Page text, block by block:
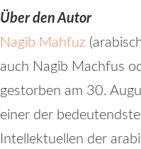
Über den Autor
Nagib Mahfuz
auch Nagib Machfus
gestorben am 30.
einer der
Intellektuellen der